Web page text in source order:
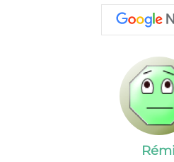
Rémi